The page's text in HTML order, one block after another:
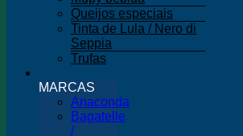
Queijos especiais
Tinta de Lula / Nero di
Seppia
Trufas
MARCAS
Anaconda
Bagatelle
/